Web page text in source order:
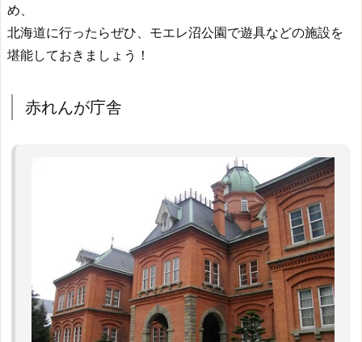
め、
北海道に行ったらぜひ、モエレ沼公園で遊具などの施設を
堪能しておきましょう！
赤れんが庁舎